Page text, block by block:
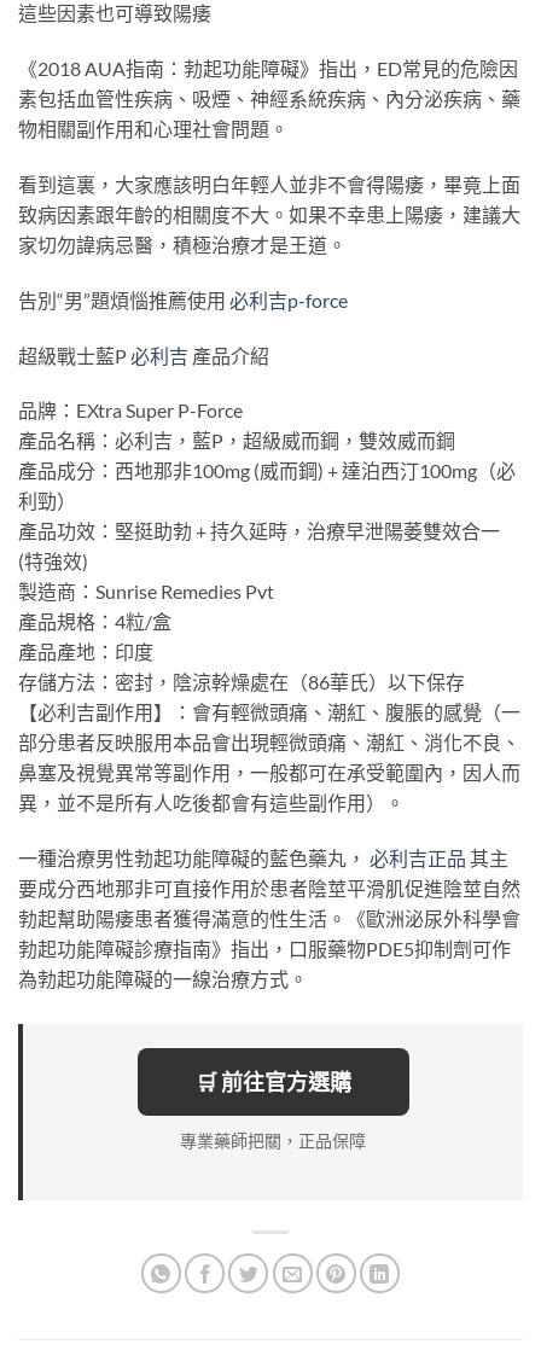
這些因素也可導致陽痿
《2018 AUA指南：勃起功能障礙》指出，ED常見的危險因
素包括血管性疾病、吸煙、神經系統疾病、內分泌疾病、藥
物相關副作用和心理社會問題。
看到這裏，大家應該明白年輕人並非不會得陽痿，畢竟上面
致病因素跟年齡的相關度不大。如果不幸患上陽痿，建議大
家切勿諱病忌醫，積極治療才是王道。
告別“男”題煩惱推薦使用 必利吉p-force
超級戰士藍P必利吉 產品介紹
品牌：EXtra Super P-Force
產品名稱：必利吉，藍P，超級威而鋼，雙效威而鋼
產品成分：西地那非100mg (威而鋼) + 達泊西汀100mg（必
利勁）
產品功效：堅挺助勃 + 持久延時，治療早泄陽萎雙效合一
(特強效)
製造商：Sunrise Remedies Pvt
產品規格：4粒/盒
產品產地：印度
存儲方法：密封，陰涼幹燥處在（86華氏）以下保存
【必利吉副作用】：會有輕微頭痛、潮紅、腹脹的感覺（一
部分患者反映服用本品會出現輕微頭痛、潮紅、消化不良、
鼻塞及視覺異常等副作用，一般都可在承受範圍內，因人而
異，並不是所有人吃後都會有這些副作用）。
一種治療男性勃起功能障礙的藍色藥丸， 必利吉正品 其主
要成分西地那非可直接作用於患者陰莖平滑肌促進陰莖自然
勃起幫助陽痿患者獲得滿意的性生活。《歐洲泌尿外科學會
勃起功能障礙診療指南》指出，口服藥物PDE5抑制劑可作
為勃起功能障礙的一線治療方式。
🛒 前往官方選購
專業藥師把關，正品保障